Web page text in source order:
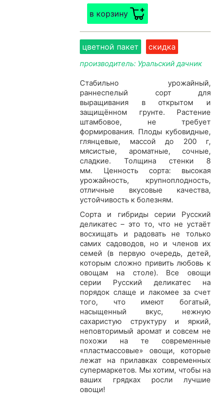
в корзину
цветной пакет скидка
производитель: Уральский дачник
Стабильно урожайный,
раннеспелый сорт для
выращивания в открытом и
защищённом грунте. Растение
штамбовое, не требует
формирования. Плоды кубовидные,
глянцевые, массой до 200 г,
мясистые, ароматные, сочные,
сладкие. Толщина стенки 8
мм. Ценность сорта: высокая
урожайность, крупноплодность,
отличные вкусовые качества,
устойчивость к болезням.
Сорта и гибриды серии Русский
деликатес – это то, что не устаёт
восхищать и радовать не только
самих садоводов, но и членов их
семей (в первую очередь, детей,
которым сложно привить любовь к
овощам на столе). Все овощи
серии Русский деликатес на
порядок слаще и лакомее за счет
того, что имеют богатый,
насыщенный вкус, нежную
сахаристую структуру и яркий,
неповторимый аромат и совсем не
похожи на те современные
«пластмассовые» овощи, которые
лежат на прилавках современных
супермаркетов. Мы хотим, чтобы на
ваших грядках росли лучшие
овощи!